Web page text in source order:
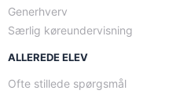
Generhverv
Særlig køreundervisning
ALLEREDE ELEV
Ofte stillede spørgsmål